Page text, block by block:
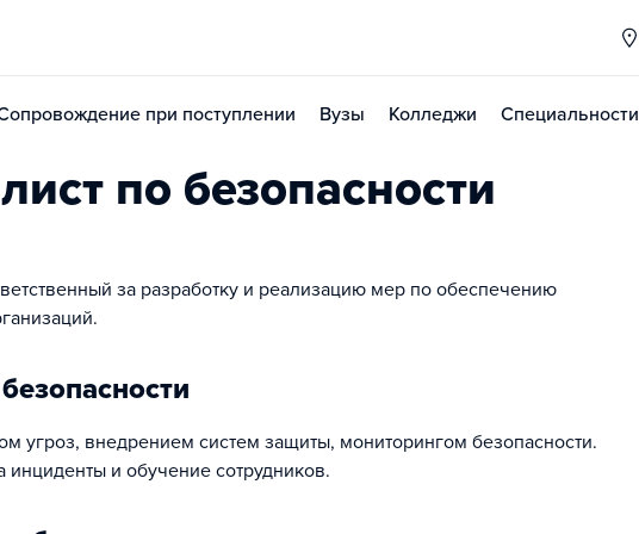
при поступлении Вузы Колледжи Специальности
по безопасности
за разработку и реализацию мер по обеспечению
угроз, внедрением систем защиты, мониторингом безопасности.
инциденты и обучение сотрудников.